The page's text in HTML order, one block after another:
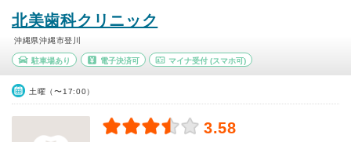
北美歯科クリニック
沖縄県沖縄市登川
駐車場あり 電子決済可 マイナ受付 (スマホ可)
土曜（〜17:00）
3.58